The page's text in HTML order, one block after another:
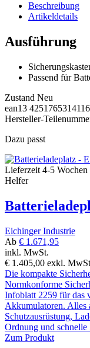
Beschreibung
Artikeldetails
Ausführung
Passend für
Zustand Neu
ean13 4251765314116
Hersteller-
Dazu passt
Lieferzeit 4-5 Wochen
Helfer
Eichinger Industrie
Ab € 1.671,95
inkl. MwSt.
€ 1.405,00 exkl.
Die kompakte
Normkonforme
Infoblatt 2259 für das
Akkumulatoren. Alles
Schutzausrüstung,
Ordnung und
Zum Produkt